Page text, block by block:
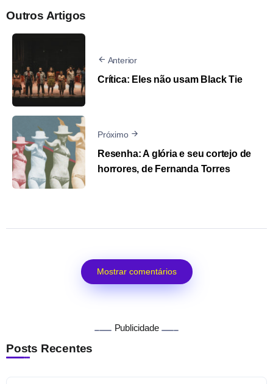
Outros Artigos
Anterior
Crítica: Eles não usam Black Tie
Próximo
Resenha: A glória e seu cortejo de
horrores, de Fernanda Torres
Mostrar comentários
Publicidade
Posts Recentes